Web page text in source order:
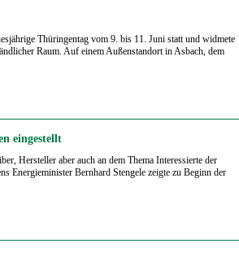
Thüringentag vom 9. bis 11. Juni statt und widmete
Raum. Auf einem Außenstandort in Asbach, dem
eingestellt
Hersteller aber auch an dem Thema Interessierte der
Energieminister Bernhard Stengele zeigte zu Beginn der